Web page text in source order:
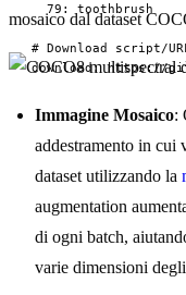
  79: toothbrush
# Download script/
download: https://
mosaico dal dataset
Immagine Mosaico:
addestramento in cui
dataset utilizzando la
augmentation
di ogni batch,
varie dimensioni